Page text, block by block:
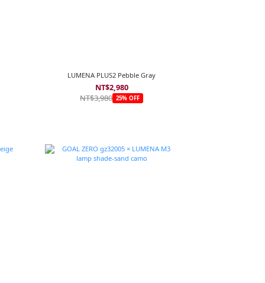
LUMENA PLUS2 Pebble Gray
NT$2,980
NT$3,980 25% OFF